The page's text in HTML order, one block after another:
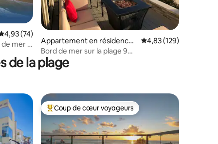
: 4,88 sur 5
moyenne sur la base de 74 commentaires : 4,93 sur 5
4,93 (74)
mer à
Appartement en résidence ⋅
Mission Beach
Évaluation moyenne
4,83 (129)
Bord de mer sur la plage 9
couchages/patio/climatisation/parking/2BA
de la plage
Coups de cœur voyageurs les plus appréciés
Coup de cœur voyageurs